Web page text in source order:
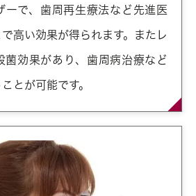
ーで、歯周再生療法など先進医
高い効果が得られます。またレ
菌効果があり、歯周病治療など
とが可能です。